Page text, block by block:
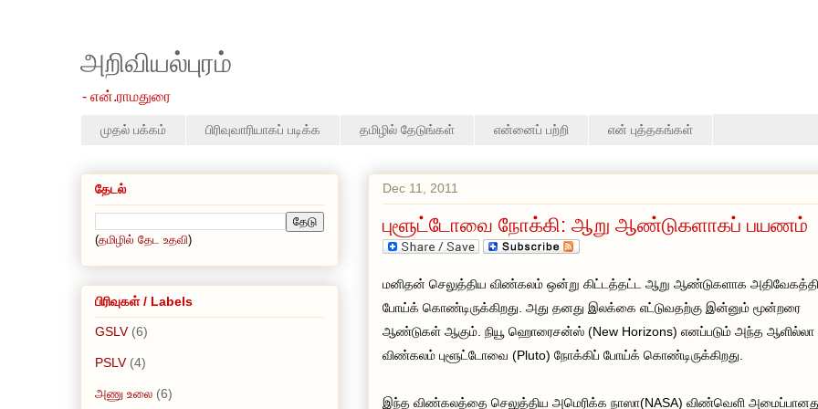
அறிவியல்புரம்
- என்.ராமதுரை
முதல் பக்கம் பிரிவுவாரியாகப் படிக்க தமிழில் தேடுங்கள் என்னைப் பற்றி என் புத்தகங்கள்
Dec 11, 2011
புளூட்டோவை நோக்கி: ஆறு ஆண்டுகளாகப் பயணம்
மனிதன் செலுத்திய விண்கலம் ஒன்று கிட்டத்தட்ட ஆறு ஆண்டுகளாக
போய்க் கொண்டிருக்கிறது. அது தனது இலக்கை எட்டுவதற்கு இன்னும் மூன்றரை
ஆண்டுகள் ஆகும். நியூ ஹொரைசன்ஸ் (New Horizons) எனப்படும் அந்த ஆளில்லா
விண்கலம் புளூட்டோவை (Pluto) நோக்கிப் போய்க் கொண்டிருக்கிறது.
இந்த விண்கலத்தை செலுத்திய அமெரிக்க நாஸா(NASA) விண்வெளி
தேடல்
(தமிழில் தேட உதவி)
பிரிவுகள் / Labels
GSLV (6)
PSLV (4)
அணு உலை (6)